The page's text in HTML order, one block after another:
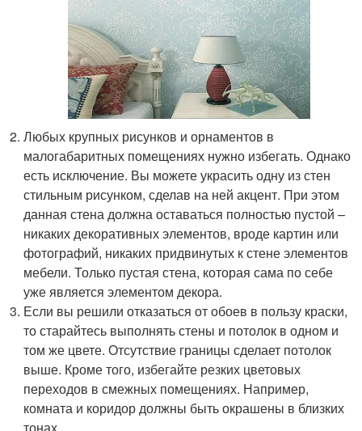
Любых крупных рисунков и орнаментов в
малогабаритных помещениях нужно избегать. Однако
есть исключение. Вы можете украсить одну из стен
стильным рисунком, сделав на ней акцент. При этом
данная стена должна оставаться полностью пустой –
никаких декоративных элементов, вроде картин или
фотографий, никаких придвинутых к стене элементов
мебели. Только пустая стена, которая сама по себе
уже является элементом декора.
Если вы решили отказаться от обоев в пользу краски,
то старайтесь выполнять стены и потолок в одном и
том же цвете. Отсутствие границы сделает потолок
выше. Кроме того, избегайте резких цветовых
переходов в смежных помещениях. Например,
комната и коридор должны быть окрашены в близких